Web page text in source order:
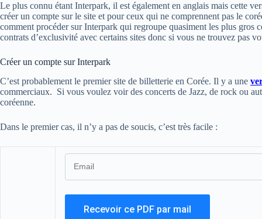
Le plus connu étant Interpark, il est également en anglais mais cette
créer un compte sur le site et pour ceux qui ne comprennent pas le
comment procéder sur Interpark qui regroupe quasiment les plus gros
contrats d’exclusivité avec certains sites donc si vous ne trouvez pas
Créer un compte sur Interpark
C’est probablement le premier site de billetterie en Corée. Il y a une
commerciaux. Si vous voulez voir des concerts de Jazz, de rock ou
coréenne.
Dans le premier cas, il n’y a pas de soucis, c’est très facile :